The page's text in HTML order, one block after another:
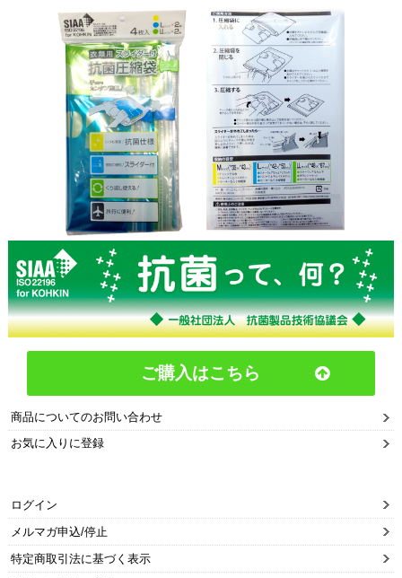
ご購入はこちら
商品についてのお問い合わせ
お気に入りに登録
ログイン
メルマガ申込/停止
特定商取引法に基づく表示